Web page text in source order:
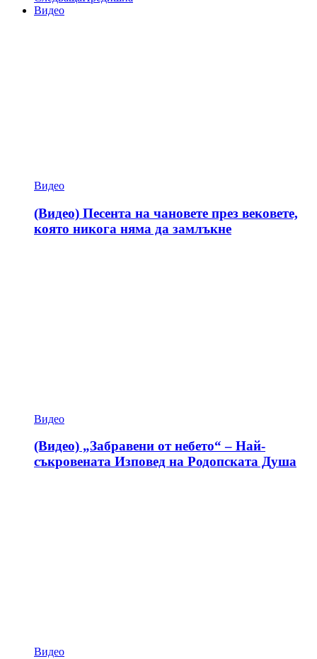
Видео
Видео
(Видео) Песента на чановете през вековете,
която никога няма да замлъкне
Видео
(Видео) „Забравени от небето“ – Най-
съкровената Изповед на Родопската Душа
Видео